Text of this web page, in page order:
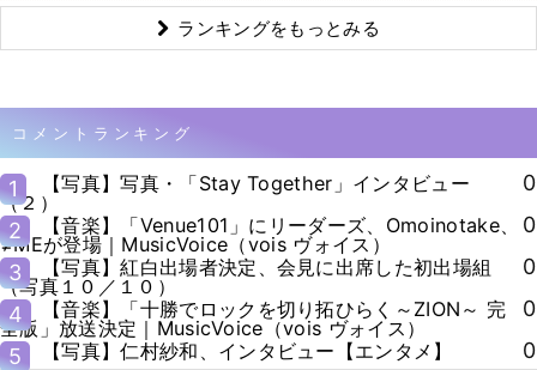
ランキングをもっとみる
コメントランキング
1
【写真】写真・「Stay Together」インタビュー
（２）
0
2
【音楽】「Venue101」にリーダーズ、Omoinotake、
≠MEが登場｜MusicVoice（vois ヴォイス）
0
3
【写真】紅白出場者決定、会見に出席した初出場組
（写真１０／１０）
0
4
【音楽】「十勝でロックを切り拓ひらく～ZION～ 完
全版」放送決定｜MusicVoice（vois ヴォイス）
0
5
【写真】仁村紗和、インタビュー【エンタメ】 0